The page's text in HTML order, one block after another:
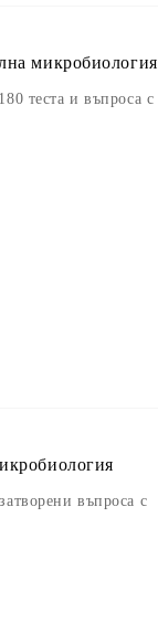
микробиология
теста и въпроса с
въпроса с